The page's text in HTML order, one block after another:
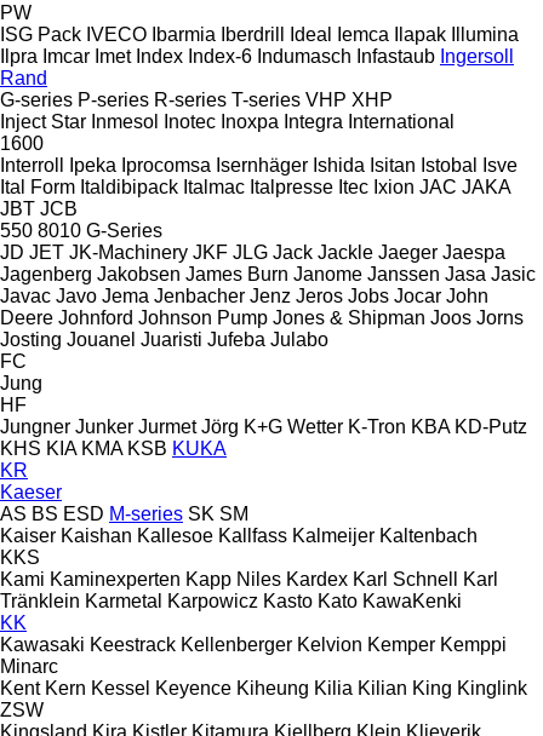
PW
ISG Pack IVECO Ibarmia Iberdrill Ideal Iemca Ilapak
Illumina
Ilpra Imcar Imet Index Index-6 Indumasch Infastaub Ingersoll
Rand
G-series P-series R-series T-series VHP XHP
Inject Star Inmesol Inotec Inoxpa Integra International
1600
Interroll
Ipeka Iprocomsa Isernhäger Ishida Isitan Istobal
Isve
Ital Form Italdibipack Italmac Italpresse Itec Ixion JAC JAKA
JBT JCB
550 8010 G-Series
JD JET JK-Machinery JKF JLG Jack Jackle Jaeger Jaespa
Jagenberg Jakobsen James Burn Janome Janssen Jasa Jasic
Javac Javo Jema Jenbacher Jenz Jeros Jobs Jocar John
Deere Johnford Johnson Pump Jones & Shipman Joos Jorns
Josting Jouanel Juaristi Jufeba Julabo
FC
Jung
HF
Jungner Junker Jurmet Jörg K+G Wetter K-Tron KBA KD-Putz
KHS KIA KMA KSB KUKA
KR
Kaeser
AS BS ESD M-series SK SM
Kaiser Kaishan Kallesoe Kallfass Kalmeijer Kaltenbach
KKS
Kami Kaminexperten Kapp Niles Kardex Karl Schnell
Karl
Tränklein Karmetal Karpowicz Kasto Kato KawaKenki
KK
Kawasaki Keestrack Kellenberger Kelvion Kemper Kemppi
Minarc
Kent Kern Kessel Keyence Kiheung Kilia Kilian King Kinglink
ZSW
Kingsland Kira Kistler Kitamura Kjellberg Klein Klieverik